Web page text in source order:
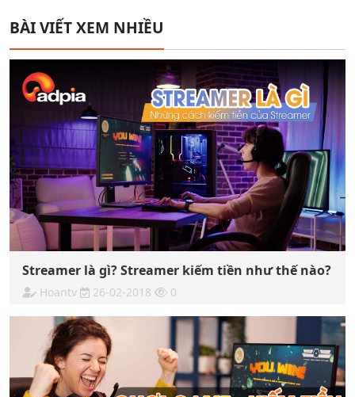
BÀI VIẾT XEM NHIỀU
Streamer là gì? Streamer kiếm tiền như thế nào?
Hoantv 26-02-2018 0